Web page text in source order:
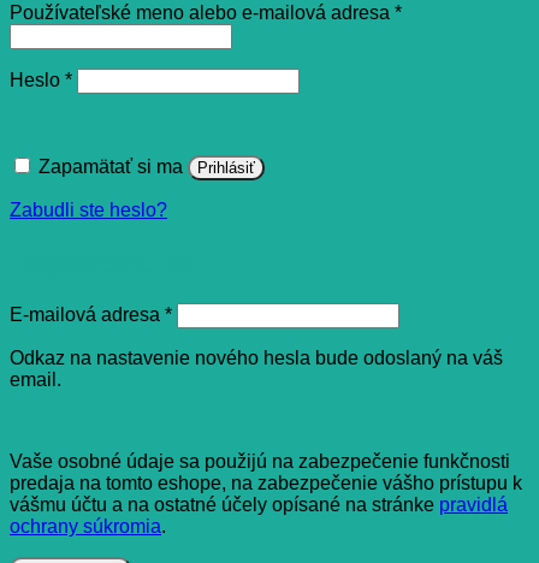
Používateľské meno alebo e-mailová adresa *Povinné
Heslo *Povinné
Zapamätať si ma Prihlásiť
Zabudli ste heslo?
E-mailová adresa *Povinné
Odkaz na nastavenie nového hesla bude odoslaný na váš
email.
Vaše osobné údaje sa použijú na zabezpečenie funkčnosti
predaja na tomto eshope, na zabezpečenie vášho prístupu k
vášmu účtu a na ostatné účely opísané na stránke pravidlá
ochrany súkromia.